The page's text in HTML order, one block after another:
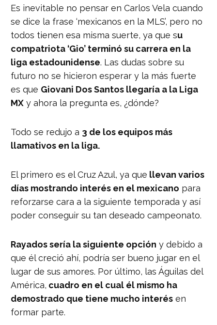
Es inevitable no pensar en Carlos Vela cuando
se dice la frase ‘mexicanos en la MLS’, pero no
todos tienen esa misma suerte, ya que su
compatriota ‘Gio’ terminó su carrera en la
liga estadounidense. Las dudas sobre su
futuro no se hicieron esperar y la más fuerte
es que Giovani Dos Santos llegaría a la Liga
MX y ahora la pregunta es, ¿dónde?
Todo se redujo a 3 de los equipos más
llamativos en la liga.
El primero es el Cruz Azul, ya que llevan varios
días mostrando interés en el mexicano para
reforzarse cara a la siguiente temporada y así
poder conseguir su tan deseado campeonato.
Rayados sería la siguiente opción y debido a
que él creció ahí, podría ser bueno jugar en el
lugar de sus amores. Por último, las Águilas del
América, cuadro en el cual él mismo ha
demostrado que tiene mucho interés en
formar parte.